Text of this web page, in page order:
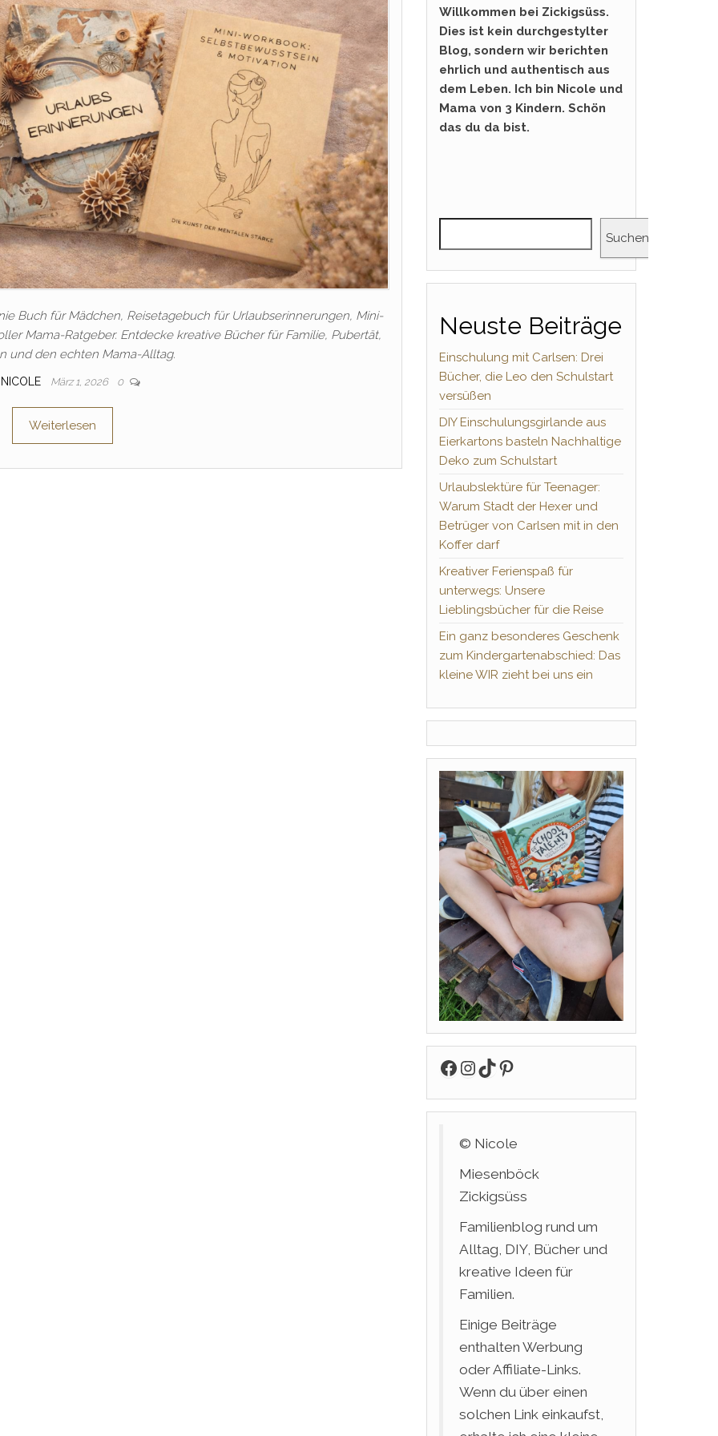
Buch für Mädchen, Reisetagebuch für Urlaubserinnerungen, Mini-
Mama-Ratgeber. Entdecke kreative Bücher für Familie, Pubertät,
und den echten Mama-Alltag.
NICOLE März 1, 2026 0
Weiterlesen
Willkommen bei Zickigsüss.
Dies ist kein durchgestylter
Blog, sondern wir berichten
ehrlich und authentisch aus
dem Leben. Ich bin Nicole und
Mama von 3 Kindern. Schön
das du da bist.
Suchen
Neuste Beiträge
Einschulung mit Carlsen: Drei
Bücher, die Leo den Schulstart
versüßen
DIY Einschulungsgirlande aus
Eierkartons basteln Nachhaltige
Deko zum Schulstart
Urlaubslektüre für Teenager:
Warum Stadt der Hexer und
Betrüger von Carlsen mit in den
Koffer darf
Kreativer Ferienspaß für
unterwegs: Unsere
Lieblingsbücher für die Reise
Ein ganz besonderes Geschenk
zum Kindergartenabschied: Das
kleine WIR zieht bei uns ein
Facebook
Instagram
TikTok
Pinterest
© Nicole
Miesenböck
Zickigsüss
Familienblog rund um
Alltag, DIY, Bücher und
kreative Ideen für
Familien.
Einige Beiträge
enthalten Werbung
oder Affiliate-Links.
Wenn du über einen
solchen Link einkaufst,